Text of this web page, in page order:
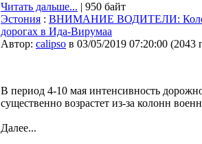
Читать дальше... | 950 байт
Эстония : ВНИМАНИЕ ВОДИТЕЛИ:
дорогах в Ида-Вирумаа
Автор: calipso в 03/05/2019 07:20:00 (2043
В период 4-10 мая интенсивность
существенно возрастет из-за колонн
Далее...